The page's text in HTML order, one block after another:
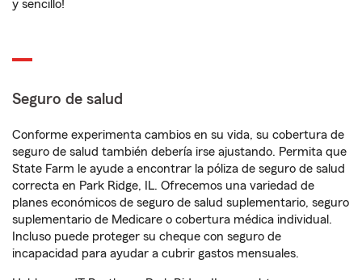
y sencillo!
Seguro de salud
Conforme experimenta cambios en su vida, su cobertura de
seguro de salud también debería irse ajustando. Permita que
State Farm le ayude a encontrar la póliza de seguro de salud
correcta en Park Ridge, IL. Ofrecemos una variedad de
planes económicos de seguro de salud suplementario, seguro
suplementario de Medicare o cobertura médica individual.
Incluso puede proteger su cheque con seguro de
incapacidad para ayudar a cubrir gastos mensuales.